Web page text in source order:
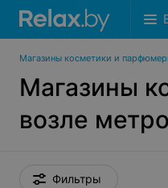
Магазины косметики и
Магазины
возле
Фильтры